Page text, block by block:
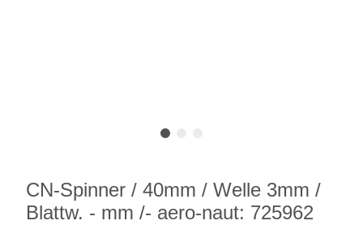
CN-Spinner / 40mm / Welle 3mm /
Blattw. - mm /- aero-naut: 725962